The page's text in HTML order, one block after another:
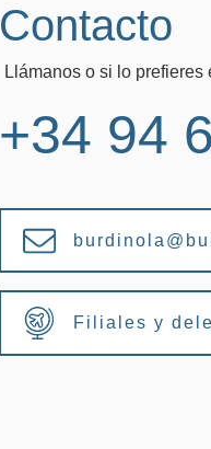
Contacto
Llámanos o si lo prefieres
+34 94
Filiales y